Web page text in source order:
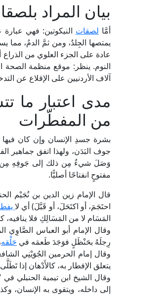
بيان المراد
أمَّا لصقات النيكوتين: فهي
يمتصها الجِلدُ، ومن ثمَّ الدمُ، مما
النوم. ينظر: موقع منظمة الصحة
آلاف الأردنيين على الإقلاع عن التدخين أثناء
مدى اعتبار ما
من المفطّرات
بشرة جسدِ الإنسان وإن كان فيها
جوف البَدَن، ولهذا اتفق جماهير
وَصَلَ شيءٌ مِن ذلك إلى جَوفِهِ مِن
مفتوحٍ انفتاحًا أصليًّا.
احتَجَمَ، أو اكتَحَلَ، أو قَبَّلَ) أي لا
المَسَام لا من المَسَالِكِ فلا ينافيه،
رِجلَهُ بحَنْظَلٍ فوَجَدَ طَعمَه في حَلْقه
يتعلق الإفطار به، كالأَدْهان إذا تَطَلَّى
وقال الشيخ ابن تيمية الحنبلي في "مجموع الفتاوى" (25/
إلى داخله، ويتقوى به الإنسان،